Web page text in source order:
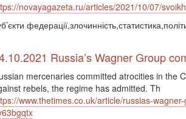
novayagazeta.ru/articles/2021/10/07/
Russia’s Wagner Group
mercenaries committed atrocities in the
rebels, the regime has admitted. Th
www.thetimes.co.uk/article/russias-